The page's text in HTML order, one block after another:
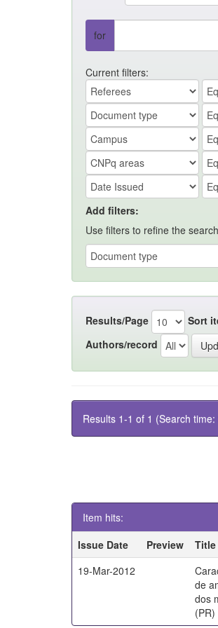
for
Current filters:
Add filters:
Use filters to refine the
Results/Page Sort
Authors/record
Results 1-1 of 1 (Search
Item hits:
Issue Date
Preview Title
19-Mar-2012
de
dos
(PR)